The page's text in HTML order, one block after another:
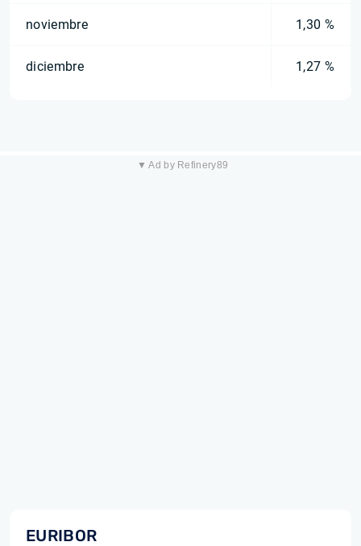
noviembre 1,30 %
diciembre 1,27 %
▼ Ad by Refinery89
EURIBOR